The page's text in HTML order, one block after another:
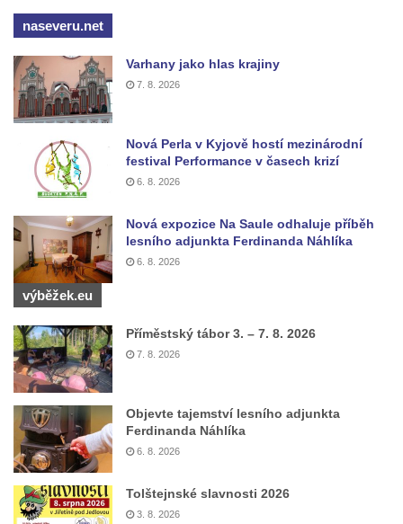
Bývalá továrna J. B. Limburger junior,
Bývalá továrna Johann Schowanek, tovární
výroba dřevěného zboží v Jiřetíně pod
Bukovou
Strom života na Dymníku v Rumburku
Pavilon Reinerovy fresky v zámeckém
Dřevěný altán v Teplické ulici v Duchcově
Oplocení čestného dvora zámku v
Duchcově
Fara u kostela Zvěstování Panny Marie na
náměstí Republiky v Duchcově
Fara před kostelem svatých Petra a Pavla v
Jeníkově
Areál Mikov v Mikulášovicích – Ignaze
Röslera synové, továrna kovového zboží
Dům správce hřbitova v Mikulášovicích
Tovární budova v Mikulášovicích – Anton
Pohl, továrna na gumové stuhy
naseveru.net
Varhany jako hlas krajiny
7. 8. 2026
Nová Perla v Kyjově hostí mezinárodní
festival Performance v časech krizí
6. 8. 2026
Nová expozice Na Saule odhaluje příběh
lesního adjunkta Ferdinanda Náhlíka
6. 8. 2026
výběžek.eu
Příměstský tábor 3. – 7. 8. 2026
7. 8. 2026
Objevte tajemství lesního adjunkta
Ferdinanda Náhlíka
6. 8. 2026
Tolštejnské slavnosti 2026
3. 8. 2026